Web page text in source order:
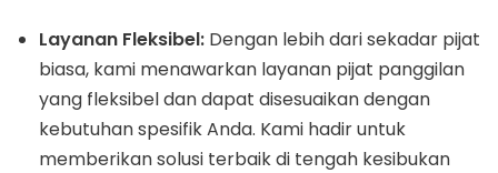
Layanan Fleksibel: Dengan lebih dari sekadar pijat
biasa, kami menawarkan layanan pijat panggilan
yang fleksibel dan dapat disesuaikan dengan
kebutuhan spesifik Anda. Kami hadir untuk
memberikan solusi terbaik di tengah kesibukan